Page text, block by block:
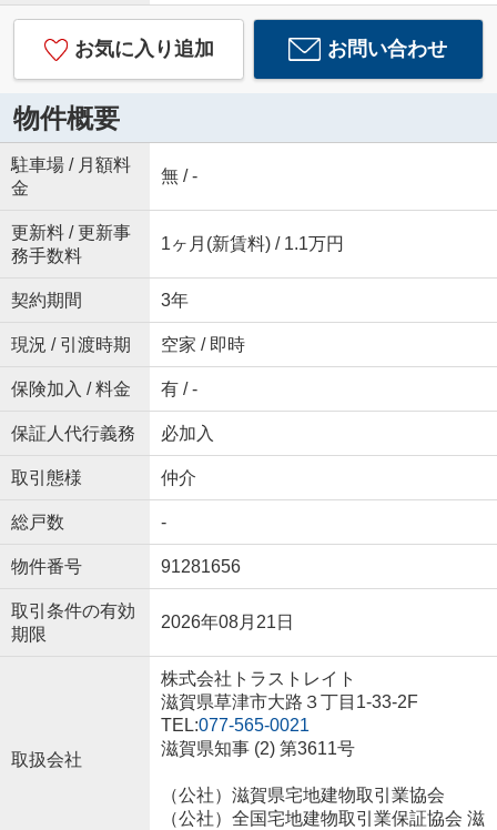
お気に入り追加 お問い合わせ
物件概要
駐車場 / 月額料
金
無 / -
更新料 / 更新事
務手数料
1ヶ月(新賃料) / 1.1万円
契約期間 3年
現況 / 引渡時期 空家 / 即時
保険加入 / 料金 有 / -
保証人代行義務 必加入
取引態様 仲介
総戸数 -
物件番号 91281656
取引条件の有効
期限
2026年08月21日
取扱会社
株式会社トラストレイト
滋賀県草津市大路３丁目1-33-2F
TEL:077-565-0021
滋賀県知事 (2) 第3611号
（公社）滋賀県宅地建物取引業協会
（公社）全国宅地建物取引業保証協会 滋